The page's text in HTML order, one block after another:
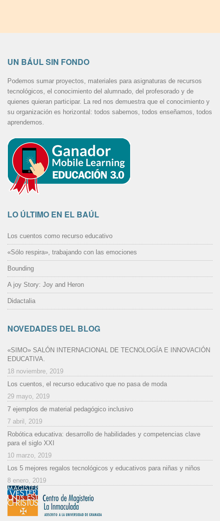
UN BÁUL SIN FONDO
Podemos sumar proyectos, materiales para asignaturas de recursos
tecnológicos, el conocimiento del alumnado, del profesorado y de
quienes quieran participar. La red nos demuestra que el conocimiento y
su organización es horizontal: todos sabemos, todos enseñamos, todos
aprendemos.
LO ÚLTIMO EN EL BAÚL
Los cuentos como recurso educativo
«Sólo respira», trabajando con las emociones
Bounding
A joy Story: Joy and Heron
Didactalia
NOVEDADES DEL BLOG
«SIMO» SALÓN INTERNACIONAL DE TECNOLOGÍA E INNOVACIÓN
EDUCATIVA.
18 noviembre, 2019
Los cuentos, el recurso educativo que no pasa de moda
29 mayo, 2019
7 ejemplos de material pedagógico inclusivo
7 abril, 2019
Robótica educativa: desarrollo de habilidades y competencias clave
para el siglo XXI
10 marzo, 2019
Los 5 mejores regalos tecnológicos y educativos para niñas y niños
8 enero, 2019